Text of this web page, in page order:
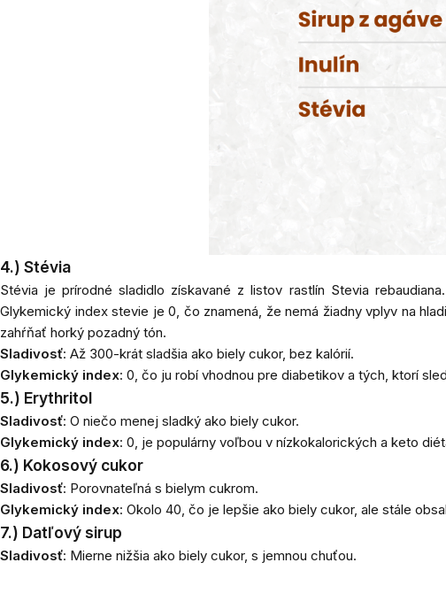
4.) Stévia
Stévia je prírodné sladidlo získavané z listov rastlín Stevia
Glykemický index stevie je 0, čo znamená, že nemá žiadny vplyv na
zahŕňať horký pozadný tón.
Sladivosť: Až 300-krát sladšia ako biely cukor, bez kalórií.
Glykemický index: 0, čo ju robí vhodnou pre diabetikov a tých, ktorí
5.) Erythritol
Sladivosť: O niečo menej sladký ako biely cukor.
Glykemický index: 0, je populárny voľbou v nízkokalorických a keto
6.) Kokosový cukor
Sladivosť: Porovnateľná s bielym cukrom.
Glykemický index: Okolo 40, čo je lepšie ako biely cukor, ale stále
7.) Datľový sirup
Sladivosť: Mierne nižšia ako biely cukor, s jemnou chuťou.